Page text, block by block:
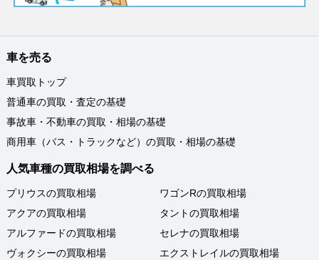
車を売る
車買取トップ
普通車の買取・査定の基礎
事故車・不動車の買取・相場の基礎
商用車（バス・トラックなど）の買取・相場の基礎
人気車種の買取相場を調べる
プリウスの買取相場
アクアの買取相場
アルファードの買取相場
ヴォクシーの買取相場
ワゴンRの買取相場
タントの買取相場
セレナの買取相場
エクストレイルの買取相場